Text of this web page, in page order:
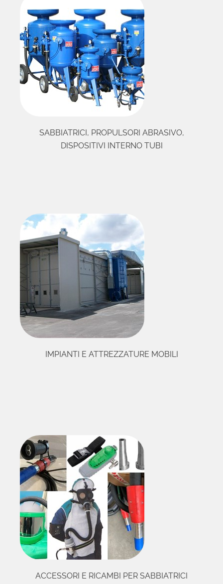
SABBIATRICI, PROPULSORI ABRASIVO,
DISPOSITIVI INTERNO TUBI
IMPIANTI E ATTREZZATURE MOBILI
ACCESSORI E RICAMBI PER SABBIATRICI